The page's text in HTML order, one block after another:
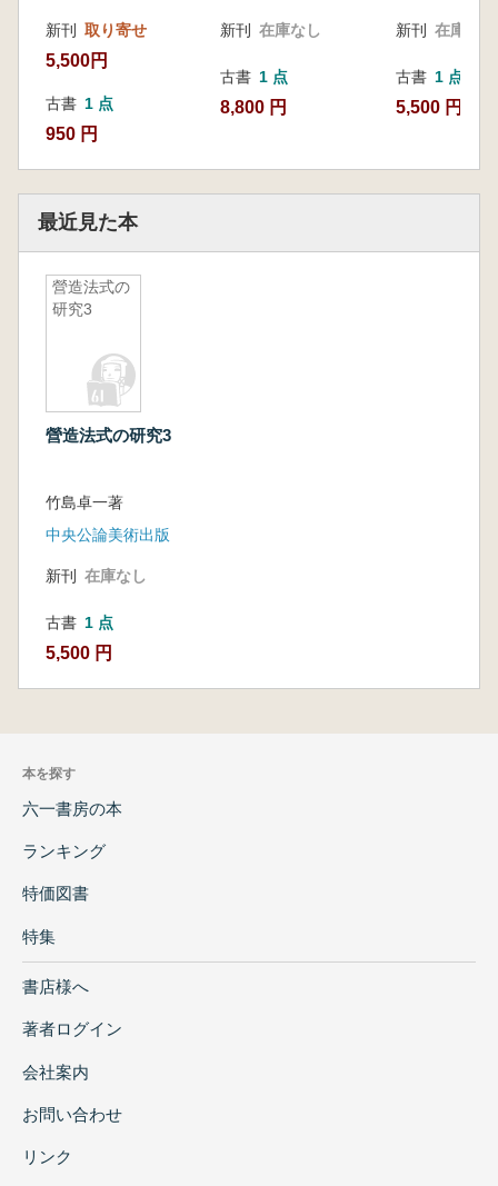
新刊 取り寄せ
5,500円
古書 1 点
950 円
新刊 在庫なし
古書 1 点
8,800 円
新刊 在庫なし
古書 1 点
5,500 円
最近見た本
營造法式の
研究3
營造法式の研究3
竹島卓一著
中央公論美術出版
新刊 在庫なし
古書 1 点
5,500 円
本を探す
六一書房の本
ランキング
特価図書
特集
書店様へ
著者ログイン
会社案内
お問い合わせ
リンク